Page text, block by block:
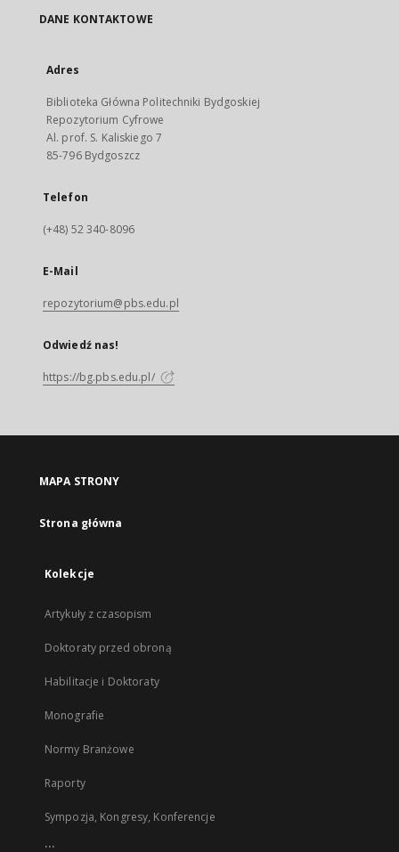
DANE KONTAKTOWE
Adres
Biblioteka Główna Politechniki Bydgoskiej
Repozytorium Cyfrowe
Al. prof. S. Kaliskiego 7
85-796 Bydgoszcz
Telefon
(+48) 52 340-8096
E-Mail
repozytorium@pbs.edu.pl
Odwiedź nas!
https://bg.pbs.edu.pl/
MAPA STRONY
Strona główna
Kolekcje
Artykuły z czasopism
Doktoraty przed obroną
Habilitacje i Doktoraty
Monografie
Normy Branżowe
Raporty
Sympozja, Kongresy, Konferencje
...